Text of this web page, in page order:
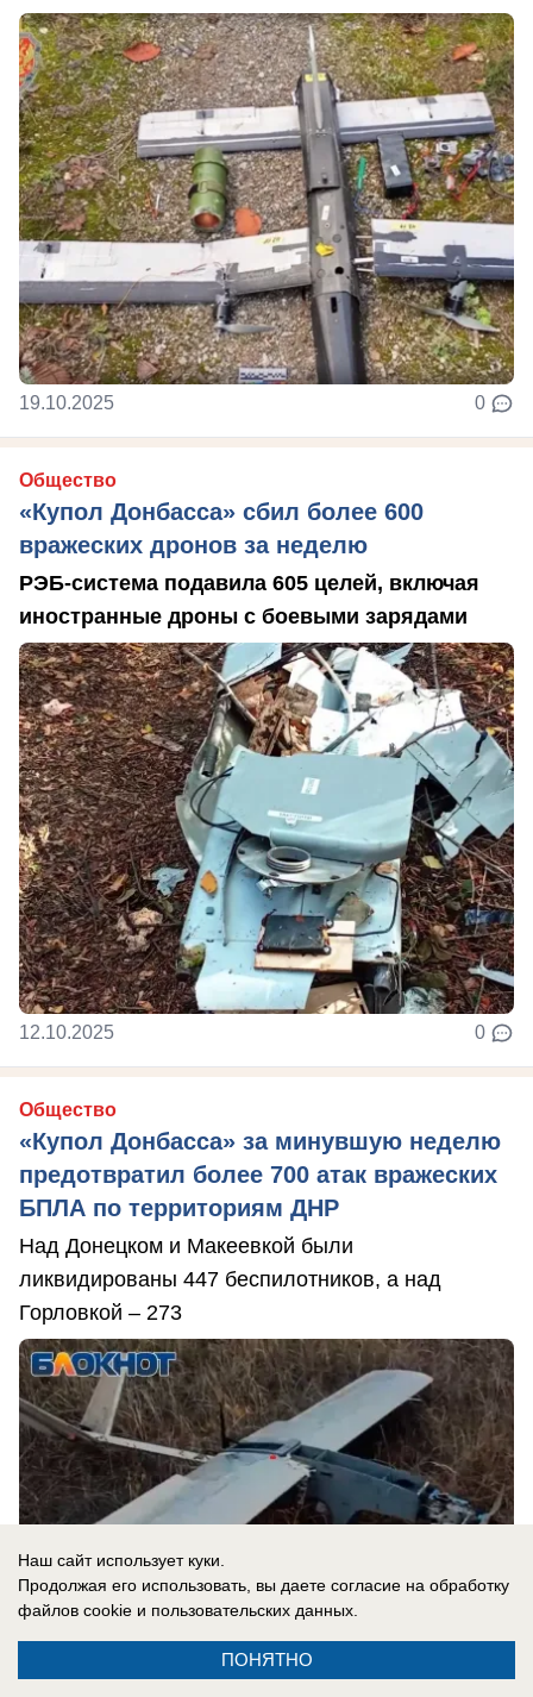
19.10.2025 0
Общество
«Купол Донбасса» сбил более 600
вражеских дронов за неделю
РЭБ-система подавила 605 целей, включая
иностранные дроны с боевыми зарядами
12.10.2025 0
Общество
«Купол Донбасса» за минувшую неделю
предотвратил более 700 атак вражеских
БПЛА по территориям ДНР
Над Донецком и Макеевкой были
ликвидированы 447 беспилотников, а над
Горловкой – 273
Наш сайт использует куки.
Продолжая его использовать, вы даете согласие на обработку
файлов cookie и пользовательских данных.
ПОНЯТНО